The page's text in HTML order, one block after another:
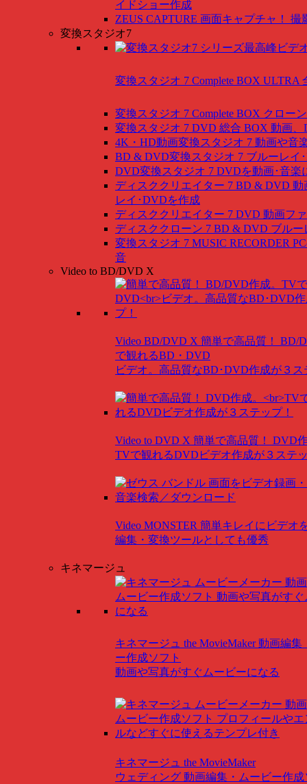
イドショー作成
ZEUS CAPTURE 画面キャプチャ！ 撮
変換スタジオ7
変換スタジオ 7 Complete BOX ULTRA
変換スタジオ 7 Complete BOX クロー
変換スタジオ 7 DVD 総合 BOX 動画、
4K・HD動画変換スタジオ 7 動画や音
BD & DVD変換スタジオ 7 ブルーレイ
DVD変換スタジオ 7 DVDを動画･音楽
ディスククリエイター 7 BD & DVD 動
レイ･DVDを作成
ディスククリエイター 7 DVD 動画フ
ディスククローン 7 BD & DVD ブルー
変換スタジオ 7 MUSIC RECORDER
音
Video to BD/DVD X
Video BD/DVD X 簡単で高品質！ BD/
で観れるBD・DVD
ビデオ。高品質なBD･DVD作成が３ス
Video to DVD X 簡単で高品質！ DVD
TVで観れるDVDビデオ作成が３ステ
Video MONSTER 簡単キレイにビデオ
編集・変換ツールとしても優秀
キネマージュ
キネマージュ the MovieMaker 動画編集
ー作成ソフト
動画や写真がすぐムービーになる
キネマージュ the MovieMaker
ウェディング 動画編集・ムービー作成